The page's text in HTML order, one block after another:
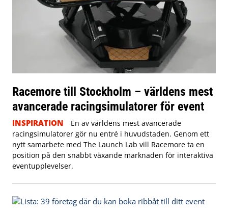
Racemore till Stockholm – världens mest
avancerade racingsimulatorer för event
INSPIRATION
En av världens mest avancerade
racingsimulatorer gör nu entré i huvudstaden. Genom ett
nytt samarbete med The Launch Lab vill Racemore ta en
position på den snabbt växande marknaden för interaktiva
eventupplevelser.